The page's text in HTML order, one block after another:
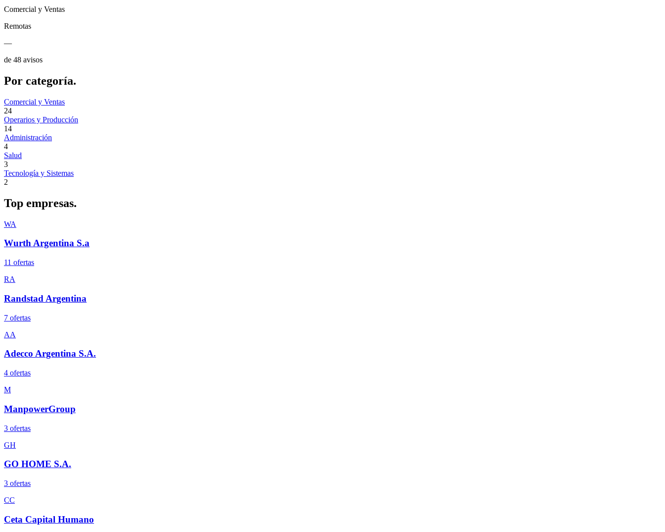
Comercial y Ventas
Remotas
—
de 48 avisos
Por categoría.
Comercial y Ventas
24
Operarios y Producción
14
Administración
4
Salud
3
Tecnología y Sistemas
2
Top empresas.
WA
Wurth Argentina S.a
11 ofertas
RA
Randstad Argentina
7 ofertas
AA
Adecco Argentina S.A.
4 ofertas
M
ManpowerGroup
3 ofertas
GH
GO HOME S.A.
3 ofertas
CC
Ceta Capital Humano